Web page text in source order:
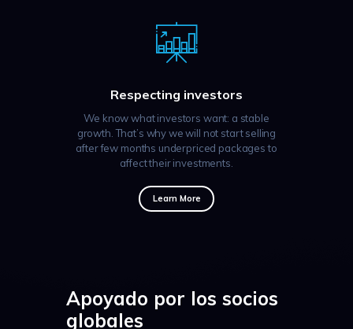
Respecting investors
We know what investors want: a stable
growth. That’s why we will not start selling
after few months underpriced packages to
affect their investments.
Learn More
Apoyado por los socios
globales